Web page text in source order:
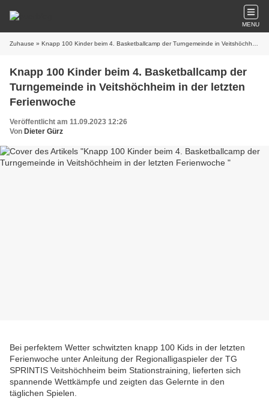
MENU
Zuhause » Knapp 100 Kinder beim 4. Basketballcamp der Turngemeinde in Veitshöchheim in der letzten Ferienwoche
Knapp 100 Kinder beim 4. Basketballcamp der
Turngemeinde in Veitshöchheim in der letzten
Ferienwoche
Veröffentlicht am 11.09.2023 12:26
Von Dieter Gürz
Bei perfektem Wetter schwitzten knapp 100 Kids in der letzten
Ferienwoche unter Anleitung der Regionalligaspieler der TG
SPRINTIS Veitshöchheim beim Stationstraining, lieferten sich
spannende Wettkämpfe und zeigten das Gelernte in den
täglichen Spielen.